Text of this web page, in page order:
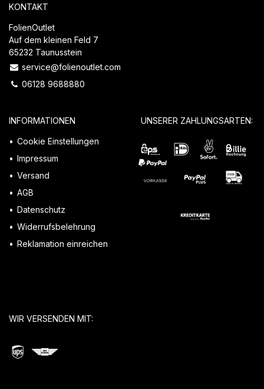
KONTAKT
FolienOutlet
Auf dem kleinen Feld 7
65232 Taunusstein
service@folienoutlet.com
06128 9688880
INFORMATIONEN
Cookie Einstellungen
Impressum
Versand
AGB
Datenschutz
Widerrufsbelehrung
Reklamation einreichen
UNSERER ZAHLUNGSARTEN:
WIR VERSENDEN MIT: